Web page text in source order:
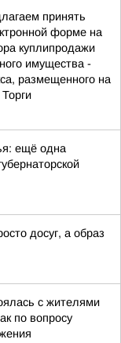
принять
форме на
куплипродажи
имущества -
размещенного на
ещё одна
досуг, а образ
с жителями
по вопросу